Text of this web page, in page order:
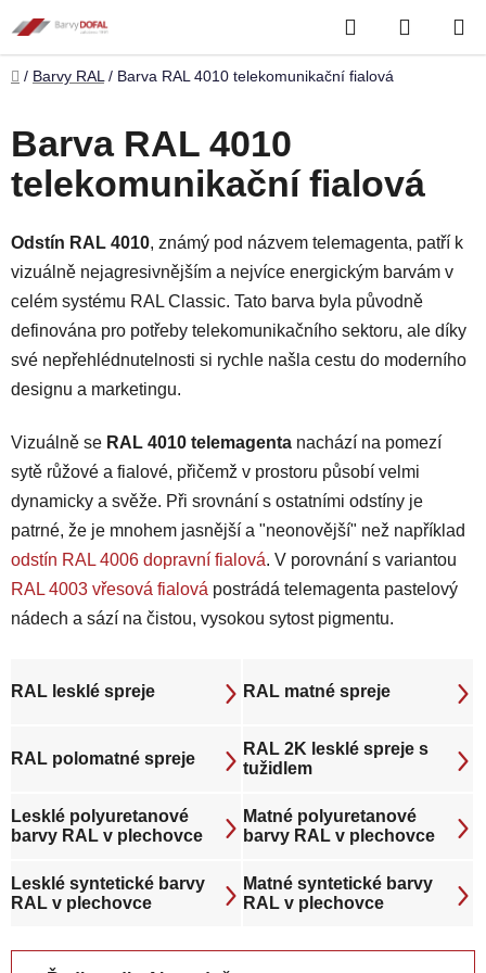
na
obsah
Hledat
KOŠÍK
Domů
/ Barvy RAL / Barva RAL 4010 telekomunikační fialová
Barva RAL 4010
telekomunikační fialová
Odstín RAL 4010, známý pod názvem telemagenta, patří k
vizuálně nejagresivnějším a nejvíce energickým barvám v
celém systému RAL Classic. Tato barva byla původně
definována pro potřeby telekomunikačního sektoru, ale díky
své nepřehlédnutelnosti si rychle našla cestu do moderního
designu a marketingu.
Vizuálně se RAL 4010 telemagenta nachází na pomezí
sytě růžové a fialové, přičemž v prostoru působí velmi
dynamicky a svěže. Při srovnání s ostatními odstíny je
patrné, že je mnohem jasnější a "neonovější" než například
odstín RAL 4006 dopravní fialová. V porovnání s variantou
RAL 4003 vřesová fialová postrádá telemagenta pastelový
nádech a sází na čistou, vysokou sytost pigmentu.
RAL lesklé spreje RAL matné spreje
RAL polomatné spreje
RAL 2K lesklé spreje s
tužidlem
Lesklé polyuretanové
barvy RAL v plechovce
Matné polyuretanové
barvy RAL v plechovce
Lesklé syntetické barvy
RAL v plechovce
Matné syntetické barvy
RAL v plechovce